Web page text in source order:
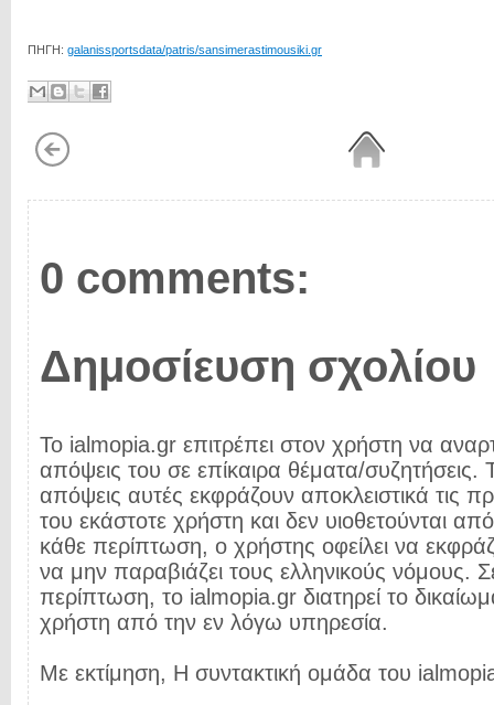
ΠΗΓΗ: galanissportsdata/patris/sansimerastimousiki.gr
0 comments:
Δημοσίευση σχολίου
Το ialmopia.gr επιτρέπει στον χρήστη να
απόψεις του σε επίκαιρα θέματα/συζητήσεις.
απόψεις αυτές εκφράζουν αποκλειστικά τις
του εκάστοτε χρήστη και δεν υιοθετούνται
κάθε περίπτωση, ο χρήστης οφείλει να
να μην παραβιάζει τους ελληνικούς νόμους.
περίπτωση, το ialmopia.gr διατηρεί το
χρήστη από την εν λόγω υπηρεσία.
Με εκτίμηση, Η συντακτική ομάδα του